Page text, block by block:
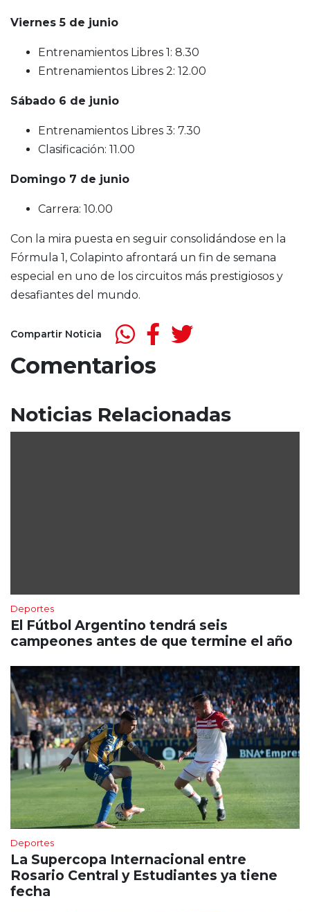
Viernes 5 de junio
Entrenamientos Libres 1: 8.30
Entrenamientos Libres 2: 12.00
Sábado 6 de junio
Entrenamientos Libres 3: 7.30
Clasificación: 11.00
Domingo 7 de junio
Carrera: 10.00
Con la mira puesta en seguir consolidándose en la
Fórmula 1, Colapinto afrontará un fin de semana
especial en uno de los circuitos más prestigiosos y
desafiantes del mundo.
Compartir Noticia
Comentarios
Noticias Relacionadas
Deportes
El Fútbol Argentino tendrá seis
campeones antes de que termine el año
Deportes
La Supercopa Internacional entre
Rosario Central y Estudiantes ya tiene
fecha